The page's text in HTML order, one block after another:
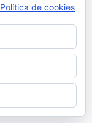
Política de cookies